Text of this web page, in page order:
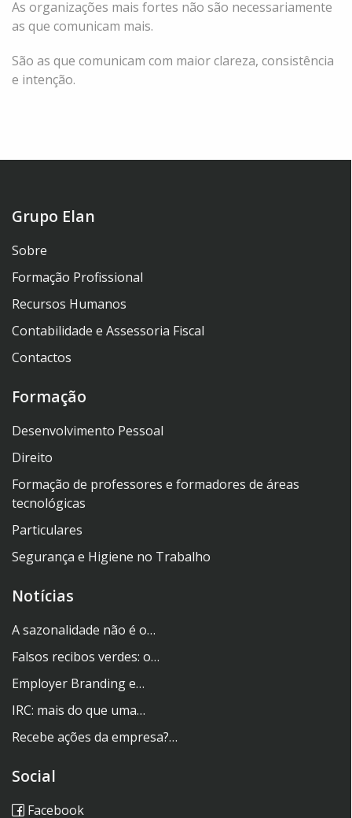
As organizações mais fortes não são necessariamente
as que comunicam mais.
São as que comunicam com maior clareza, consistência
e intenção.
Grupo Elan
Sobre
Formação Profissional
Recursos Humanos
Contabilidade e Assessoria Fiscal
Contactos
Formação
Desenvolvimento Pessoal
Direito
Formação de professores e formadores de áreas
tecnológicas
Particulares
Segurança e Higiene no Trabalho
Notícias
A sazonalidade não é o…
Falsos recibos verdes: o…
Employer Branding e…
IRC: mais do que uma…
Recebe ações da empresa?…
Social
Facebook